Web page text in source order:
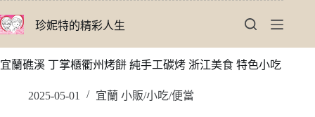
至
要
珍妮特的精彩人生
宜蘭礁溪 丁掌櫃衢州烤餅 純手工碳烤 浙江美食 特色小吃
2025-05-01 宜蘭 小販/小吃/便當